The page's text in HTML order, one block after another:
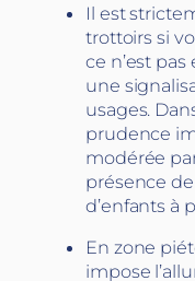
Il est
trottoirs si
ce n’est
une
usages.
prudence
modérée
présence
d’enfants à
En zone
impose